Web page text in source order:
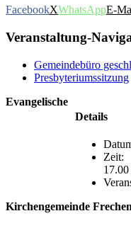
FacebookXWhatsAppE-
Veranstaltung-
Gemeindebüro
Presbyteriumssitzung
Details
Zeit:
Evangelische
Kirchengemeinde Frechen